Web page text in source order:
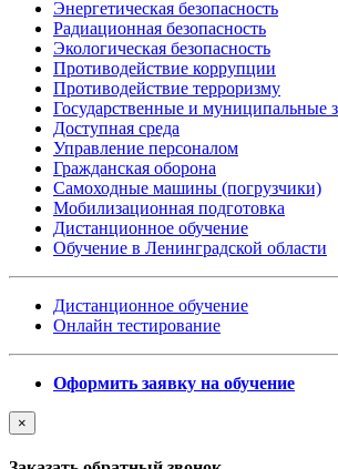
Энергетическая безопасность
Радиационная безопасность
Экологическая безопасность
Противодействие коррупции
Противодействие терроризму
Государственные и муниципальные
Доступная среда
Управление персоналом
Гражданская оборона
Самоходные машины (погрузчики)
Мобилизационная подготовка
Дистанционное обучение
Обучение в Ленинградской области
Дистанционное обучение
Онлайн тестирование
Оформить заявку на обучение
×